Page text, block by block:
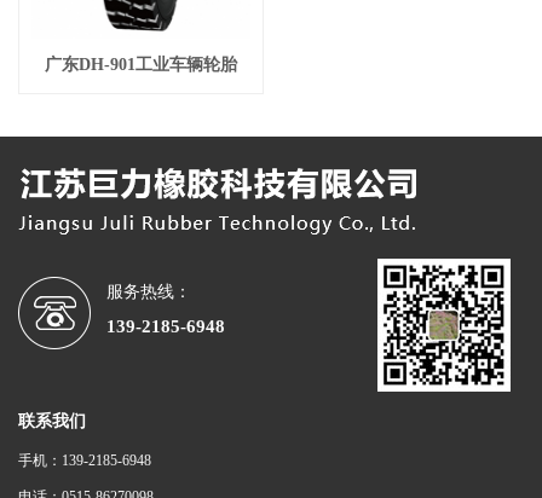
广东DH-901工业车辆轮胎
服务热线：
139-2185-6948
联系我们
手机：139-2185-6948